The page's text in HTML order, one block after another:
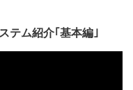
テム紹介｢基本編｣